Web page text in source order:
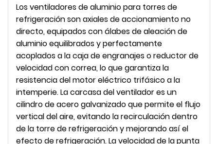
Los ventiladores de aluminio para torres de
refrigeración son axiales de accionamiento no
directo, equipados con álabes de aleación de
aluminio equilibrados y perfectamente
acoplados a la caja de engranajes o reductor de
velocidad con correa, lo que garantiza la
resistencia del motor eléctrico trifásico a la
intemperie. La carcasa del ventilador es un
cilindro de acero galvanizado que permite el flujo
vertical del aire, evitando la recirculación dentro
de la torre de refrigeración y mejorando así el
efecto de refrigeración. La velocidad de la punta